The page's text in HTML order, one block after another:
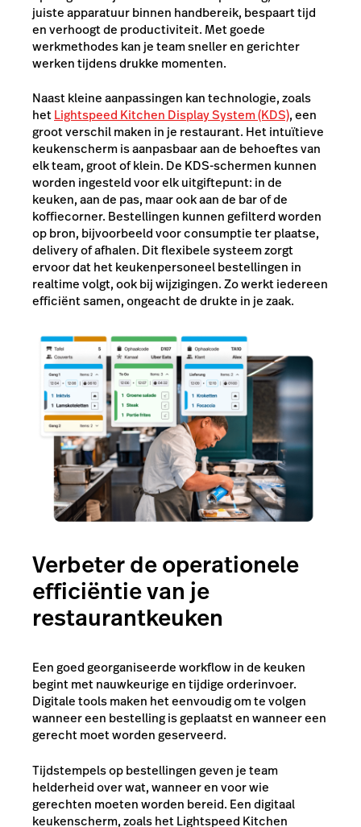
juiste apparatuur binnen handbereik, bespaart tijd
en verhoogt de productiviteit. Met goede
werkmethodes kan je team sneller en gerichter
werken tijdens drukke momenten.
Naast kleine aanpassingen kan technologie, zoals
hetLightspeed Kitchen Display System (KDS), een
groot verschil maken in je restaurant. Het intuïtieve
keukenscherm is aanpasbaar aan de behoeftes van
elk team, groot of klein. De KDS-schermen kunnen
worden ingesteld voor elk uitgiftepunt: in de
keuken, aan de pas, maar ook aan de bar of de
koffiecorner. Bestellingen kunnen gefilterd worden
op bron, bijvoorbeeld voor consumptie ter plaatse,
delivery of afhalen. Dit flexibele systeem zorgt
ervoor dat het keukenpersoneel bestellingen in
realtime volgt, ook bij wijzigingen. Zo werkt iedereen
efficiënt samen, ongeacht de drukte in je zaak.
Verbeter de operationele
efficiëntie van je
restaurantkeuken
Een goed georganiseerde workflow in de keuken
begint met nauwkeurige en tijdige orderinvoer.
Digitale tools maken het eenvoudig om te volgen
wanneer een bestelling is geplaatst en wanneer een
gerecht moet worden geserveerd.
Tijdstempels op bestellingen geven je team
helderheid over wat, wanneer en voor wie
gerechten moeten worden bereid. Een digitaal
keukenscherm, zoals het Lightspeed Kitchen